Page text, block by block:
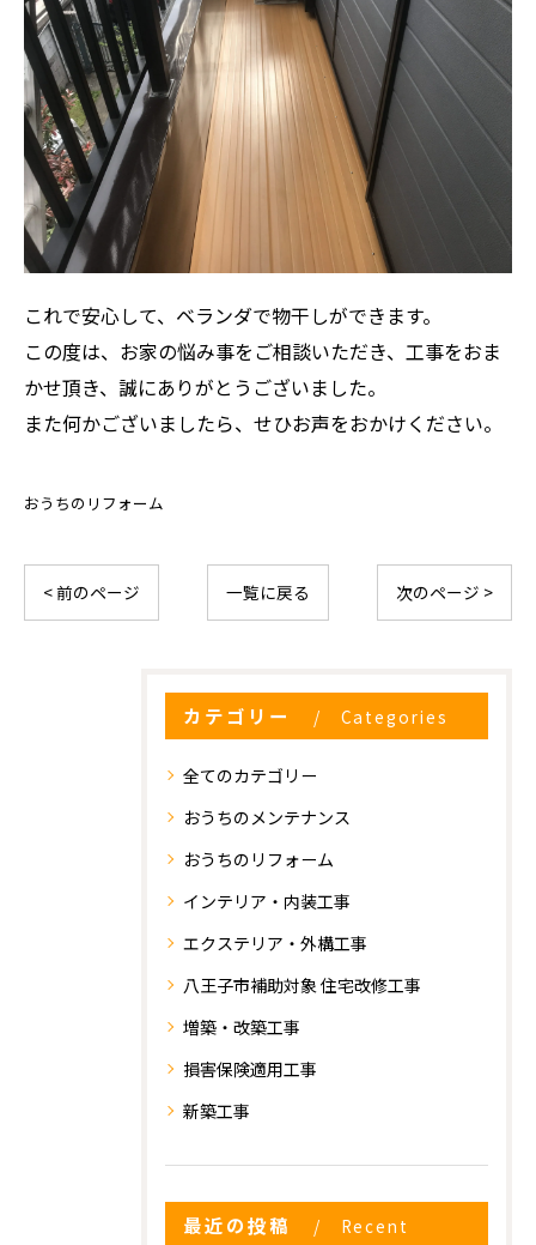
これで安心して、ベランダで物干しができます。
この度は、お家の悩み事をご相談いただき、工事をおま
かせ頂き、誠にありがとうございました。
また何かございましたら、せひお声をおかけください。
おうちのリフォーム
< 前のページ 一覧に戻る 次のページ >
カテゴリー Categories
全てのカテゴリー
おうちのメンテナンス
おうちのリフォーム
インテリア・内装工事
エクステリア・外構工事
八王子市補助対象 住宅改修工事
増築・改築工事
損害保険適用工事
新築工事
最近の投稿
Recent